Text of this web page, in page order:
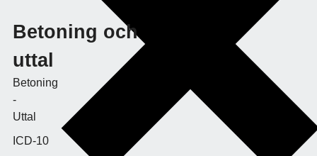
Betoning och
uttal
Betoning
-
Uttal
ICD-10